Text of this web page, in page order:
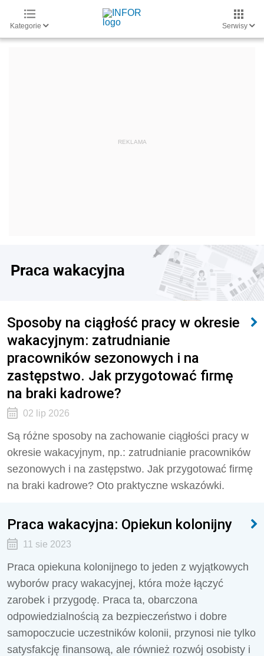
Kategorie Serwisy
Praca wakacyjna
Sposoby na ciągłość pracy w okresie
wakacyjnym: zatrudnianie
pracowników sezonowych i na
zastępstwo. Jak przygotować firmę
na braki kadrowe?
02 lip 2026
Są różne sposoby na zachowanie ciągłości pracy w
okresie wakacyjnym, np.: zatrudnianie pracowników
sezonowych i na zastępstwo. Jak przygotować firmę
na braki kadrowe? Oto praktyczne wskazówki.
Praca wakacyjna: Opiekun kolonijny
11 sie 2023
Praca opiekuna kolonijnego to jeden z wyjątkowych
wyborów pracy wakacyjnej, która może łączyć
zarobek i przygodę. Praca ta, obarczona
odpowiedzialnością za bezpieczeństwo i dobre
samopoczucie uczestników kolonii, przynosi nie tylko
satysfakcję finansową, ale również rozwój osobisty i